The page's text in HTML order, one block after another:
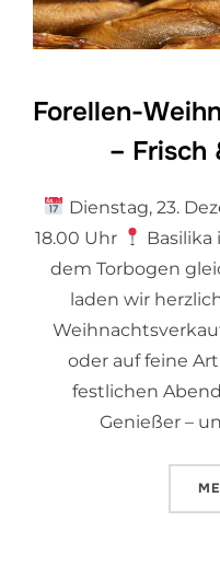
Forellen-
– Frisch
Dienstag, 23.
18.00 Uhr
Basilika
dem Torbogen
laden wir
oder auf feine
festlichen
Genießer –